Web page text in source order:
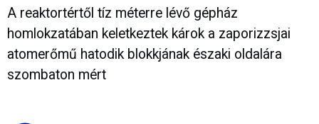
A reaktortértől tíz méterre lévő gépház
homlokzatában keletkeztek károk a zaporizzsjai
atomerőmű hatodik blokkjának északi oldalára
szombaton mért